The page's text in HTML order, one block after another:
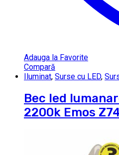
Adauga la Favorite
Compară
Iluminat, Surse cu LED,
Bec led
2200k Emos